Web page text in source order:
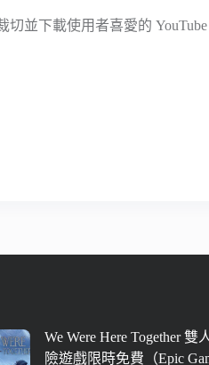
切並下載使用者喜愛的
We Were Here Together 雙
險遊戲限時免費（Epic